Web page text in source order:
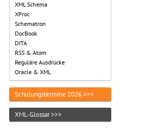
XML Schema
XProc
Schematron
DocBook
DITA
RSS & Atom
Reguläre Ausdrücke
Oracle & XML
Schulungstermine 2026 >>>
XML-Glossar >>>